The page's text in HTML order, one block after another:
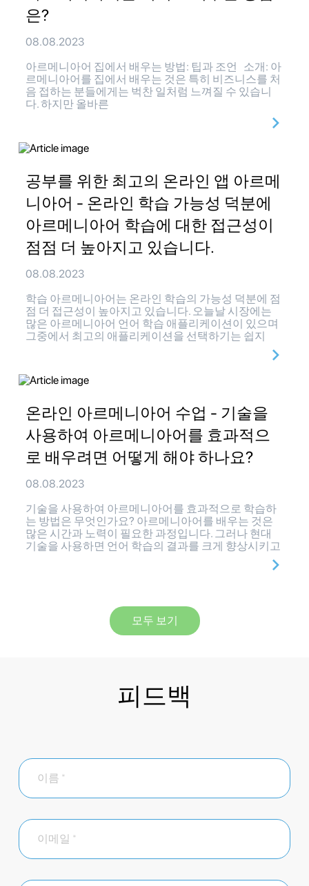
은?
08.08.2023
아르메니아어 집에서 배우는 방법: 팁과 조언 소개: 아
르메니아어를 집에서 배우는 것은 특히 비즈니스를 처
음 접하는 분들에게는 벅찬 일처럼 느껴질 수 있습니
다. 하지만 올바른
공부를 위한 최고의 온라인 앱 아르메
니아어 - 온라인 학습 가능성 덕분에
아르메니아어 학습에 대한 접근성이
점점 더 높아지고 있습니다.
08.08.2023
학습 아르메니아어는 온라인 학습의 가능성 덕분에 점
점 더 접근성이 높아지고 있습니다. 오늘날 시장에는
많은 아르메니아어 언어 학습 애플리케이션이 있으며
그중에서 최고의 애플리케이션을 선택하기는 쉽지
온라인 아르메니아어 수업 - 기술을
사용하여 아르메니아어를 효과적으
로 배우려면 어떻게 해야 하나요?
08.08.2023
기술을 사용하여 아르메니아어를 효과적으로 학습하
는 방법은 무엇인가요? 아르메니아어를 배우는 것은
많은 시간과 노력이 필요한 과정입니다. 그러나 현대
기술을 사용하면 언어 학습의 결과를 크게 향상시키고
모두 보기
피드백